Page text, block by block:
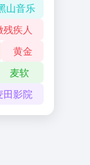
山音乐
疾人
黄金
麦软
田影院